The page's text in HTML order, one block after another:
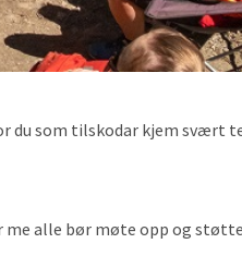
du som tilskodar kjem svært
alle bør møte opp og